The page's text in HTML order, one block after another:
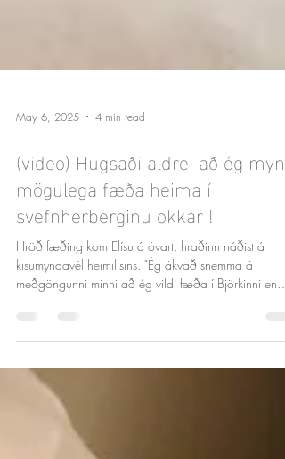
May 6, 2025 4 min read
(video) Hugsaði aldrei að ég myndi
mögulega fæða heima í
svefnherberginu okkar !
Hröð fæðing kom Elísu á óvart, hraðinn náðist á
passaði mig alltaf á því að vera jákvæð fyrir því að
færi í gangsetningu og myndi þá fæða á
Landspítalanum. Ég hugsaði hins vegar aldrei nokkurn
tímann að ég myndi mögulega fæða heima í
svefnherberginu okkar."